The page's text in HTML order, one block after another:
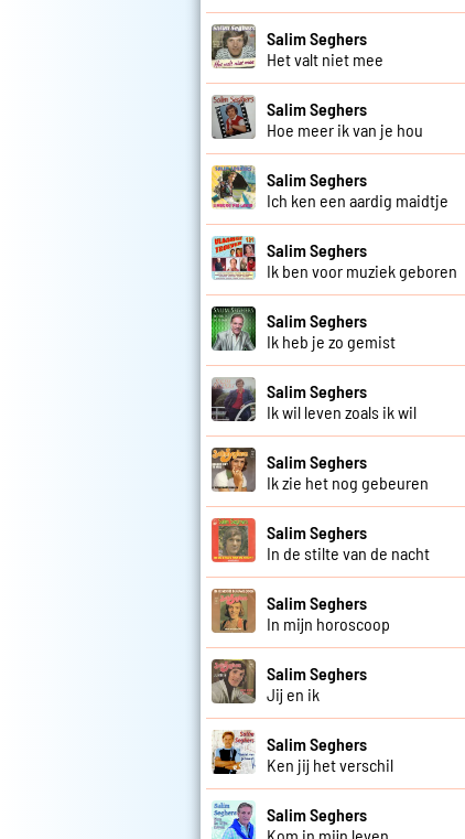
Salim Seghers
Het valt niet mee
Salim Seghers
Hoe meer ik van je hou
Salim Seghers
Ich ken een aardig maidtje
Salim Seghers
Ik ben voor muziek geboren
Salim Seghers
Ik heb je zo gemist
Salim Seghers
Ik wil leven zoals ik wil
Salim Seghers
Ik zie het nog gebeuren
Salim Seghers
In de stilte van de nacht
Salim Seghers
In mijn horoscoop
Salim Seghers
Jij en ik
Salim Seghers
Ken jij het verschil
Salim Seghers